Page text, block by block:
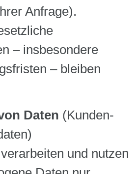
Anfrage).
– insbesondere
– bleiben
Daten (Kunden-
und nutzen